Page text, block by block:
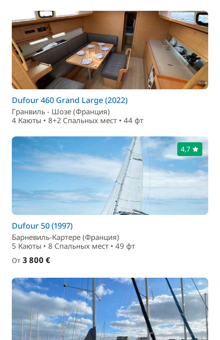
Dufour 460 Grand Large (2022)
Гранвиль - Шозе (Франция)
4 Каюты • 8+2 Спальныx мест • 44 фт
4,7
Dufour 50 (1997)
Барневиль-Картере (Франция)
5 Каюты • 8 Спальныx мест • 49 фт
От 3 800 €